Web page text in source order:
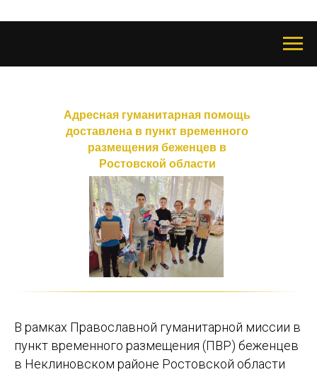
Адресная гуманитарная помощь
доставлена в пункт временного
размещения беженцев в
Ростовской области
В рамках Православной гуманитарной миссии в
пункт временного размещения (ПВР) беженцев
в Неклиновском районе Ростовской области